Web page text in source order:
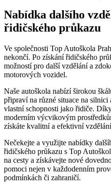
Nabídka dalšího
řidičského‍ průkazu
Ve společnosti Top Autoškola
nekončí.⁢ Po získání​ řidičského
možností pro další vzdělání a
motorových vozidel.
Naše autoškola nabízí ‌širokou
připraví na různé situace na
vlastní schopnosti jako řidiče.
‍moderním ​výcvikovým
získáte ⁤kvalitní a efektivní
Nečekejte a využijte nabídky
řidičského průkazu s⁣ Top
na cesty ⁤a získávejte nové
pomoci nejen v​ každodenním‍
podmínkách ⁢či zahraničí.